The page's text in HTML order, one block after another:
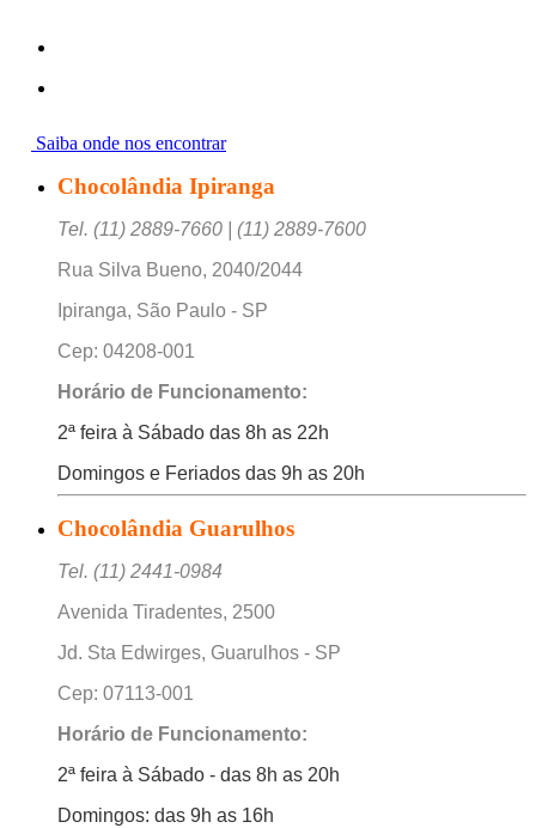
Saiba onde nos encontrar
Chocolândia Ipiranga
Tel. (11) 2889-7660 | (11) 2889-7600
Rua Silva Bueno, 2040/2044
Ipiranga, São Paulo - SP
Cep: 04208-001
Horário de Funcionamento:
2ª feira à Sábado das 8h as 22h
Domingos e Feriados das 9h as 20h
Chocolândia Guarulhos
Tel. (11) 2441-0984
Avenida Tiradentes, 2500
Jd. Sta Edwirges, Guarulhos - SP
Cep: 07113-001
Horário de Funcionamento:
2ª feira à Sábado - das 8h as 20h
Domingos: das 9h as 16h